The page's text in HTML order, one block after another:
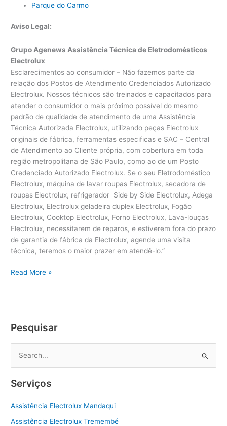
Parque do Carmo
Aviso Legal:
Grupo Agenews Assistência Técnica de Eletrodomésticos
Electrolux
Esclarecimentos ao consumidor – Não fazemos parte da
relação dos Postos de Atendimento Credenciados Autorizado
Electrolux. Nossos técnicos são treinados e capacitados para
atender o consumidor o mais próximo possível do mesmo
padrão de qualidade de atendimento de uma Assistência
Técnica Autorizada Electrolux, utilizando peças Electrolux
originais de fábrica, ferramentas especificas e SAC – Central
de Atendimento ao Cliente própria, com cobertura em toda
região metropolitana de São Paulo, como ao de um Posto
Credenciado Autorizado Electrolux. Se o seu Eletrodoméstico
Electrolux, máquina de lavar roupas Electrolux, secadora de
roupas Electrolux, refrigerador Side by Side Electrolux, Adega
Electrolux, Electrolux geladeira duplex Electrolux, Fogão
Electrolux, Cooktop Electrolux, Forno Electrolux, Lava-louças
Electrolux, necessitarem de reparos, e estiverem fora do prazo
de garantia de fábrica da Electrolux, agende uma visita
técnica, teremos o maior prazer em atendê-lo.”
Instalação
Read More »
Pesquisar
u
Serviços
Assistência Electrolux Mandaqui
Assistência Electrolux Tremembé